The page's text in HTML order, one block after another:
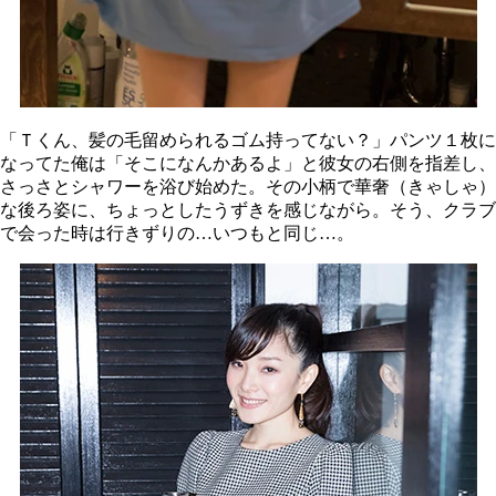
「Ｔくん、髪の毛留められるゴム持ってない？」パンツ１枚に
なってた俺は「そこになんかあるよ」と彼女の右側を指差し、
さっさとシャワーを浴び始めた。その小柄で華奢（きゃしゃ）
な後ろ姿に、ちょっとしたうずきを感じながら。そう、クラブ
で会った時は行きずりの…いつもと同じ…。